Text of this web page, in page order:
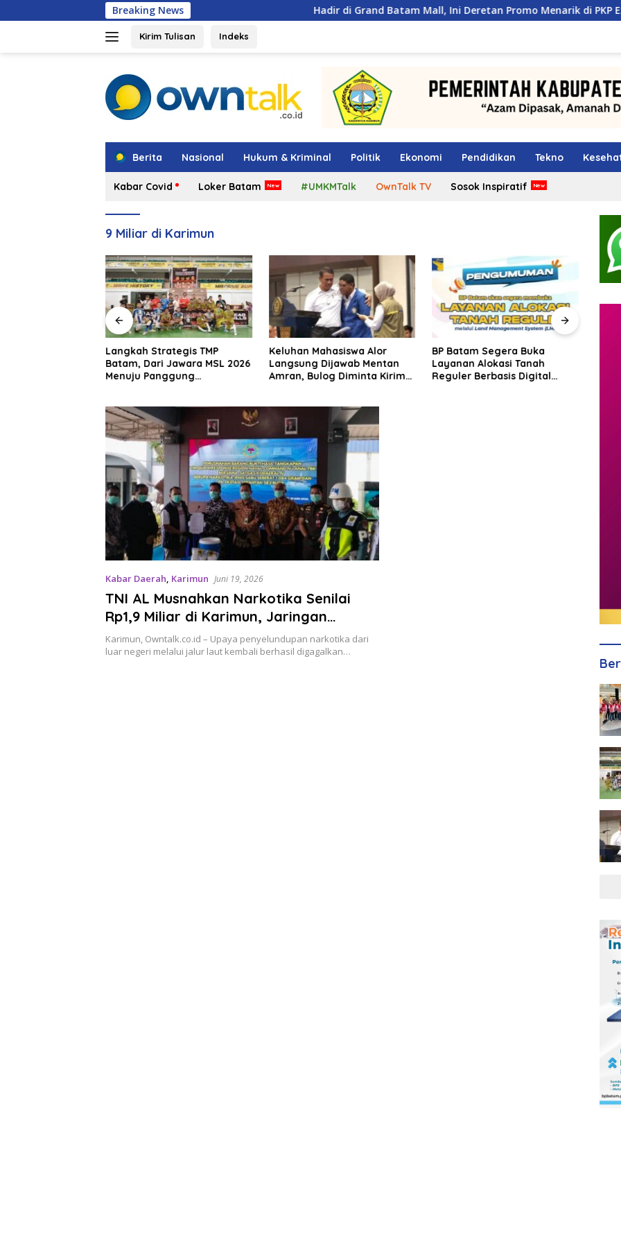
ke
Breaking News Hadir di Grand Batam Mall, Ini Deretan Promo Menarik di PKP Expo 2026
Kirim Tulisan Indeks
Berita Nasional Hukum & Kriminal Politik Ekonomi Pendidikan Tekno
Kabar Covid Loker Batam #UMKMTalk OwnTalk TV Sosok Inspiratif
9 Miliar di Karimun
Langkah Strategis TMP
Batam, Dari Jawara MSL 2026
Menuju Panggung
Keluhan Mahasiswa Alor
Langsung Dijawab Mentan
Amran, Bulog Diminta Kirim
BP Batam Segera Buka
Layanan Alokasi Tanah
Reguler Berbasis Digital
Kabar Daerah, Karimun Juni 19, 2026
TNI AL Musnahkan Narkotika Senilai
Rp1,9 Miliar di Karimun, Jaringan
Penyelundupan dari Malaysia
Digagalkan
Karimun, Owntalk.co.id – Upaya penyelundupan narkotika dari
luar negeri melalui jalur laut kembali berhasil digagalkan…